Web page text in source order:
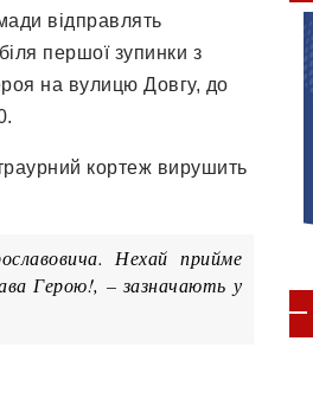
відправлять
першої зупинки з
на вулицю Довгу, до
кортеж вирушить
Нехай прийме
Герою!, – зазначають у